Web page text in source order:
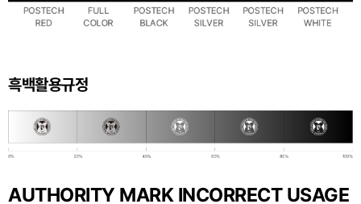
흑백활용규정
AUTHORITY MARK INCORRECT USAGE